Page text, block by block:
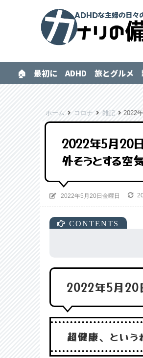
🏠 最初に ADHD 旅とグルメ
ホーム コロナ 雑記 2022
2022年5月20日
外そうとする空
2022年5月20日金曜日
2022年5月20
超健康、という